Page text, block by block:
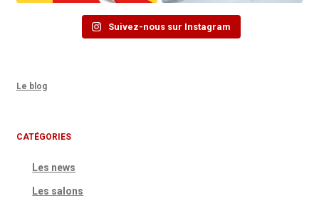
Suivez-nous sur Instagram
Le blog
CATÉGORIES
Les news
Les salons